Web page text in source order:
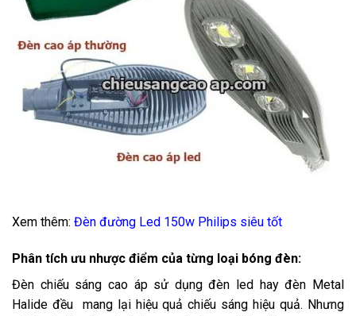
Xem thêm: Đèn đường Led 150w Philips siêu tốt
Phân tích ưu nhược điểm của từng loại bóng đèn:
Đèn chiếu sáng cao áp sử dụng đèn led hay đèn Metal
Halide đều mang lại hiệu quả chiếu sáng hiệu quả. Nhưng